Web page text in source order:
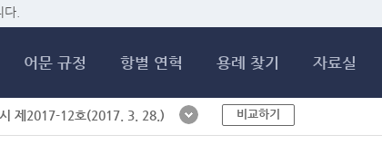
.
어문 규정 항별 연혁 용례 찾기 자료실
제2017-12호(2017. 3. 28.) 비교하기